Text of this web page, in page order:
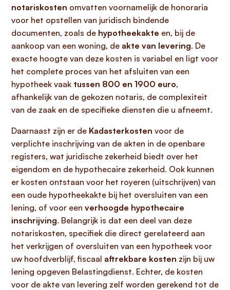
notariskosten omvatten voornamelijk de honoraria
voor het opstellen van juridisch bindende
documenten, zoals de hypotheekakte en, bij de
aankoop van een woning, de akte van levering. De
exacte hoogte van deze kosten is variabel en ligt voor
het complete proces van het afsluiten van een
hypotheek vaak tussen 800 en 1900 euro,
afhankelijk van de gekozen notaris, de complexiteit
van de zaak en de specifieke diensten die u afneemt.
Daarnaast zijn er de Kadasterkosten voor de
verplichte inschrijving van de akten in de openbare
registers, wat juridische zekerheid biedt over het
eigendom en de hypothecaire zekerheid. Ook kunnen
er kosten ontstaan voor het royeren (uitschrijven) van
een oude hypotheekakte bij het oversluiten van een
lening, of voor een verhoogde hypothecaire
inschrijving. Belangrijk is dat een deel van deze
notariskosten, specifiek die direct gerelateerd aan
het verkrijgen of oversluiten van een hypotheek voor
uw hoofdverblijf, fiscaal aftrekbare kosten zijn bij uw
lening opgeven Belastingdienst. Echter, de kosten
voor de akte van levering zelf worden gerekend tot de